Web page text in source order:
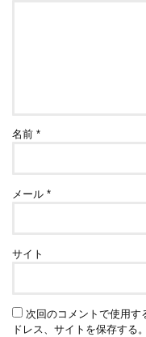
名前*
メール*
サイト
次回のコメントで使用す
ドレス、サイトを保存する。